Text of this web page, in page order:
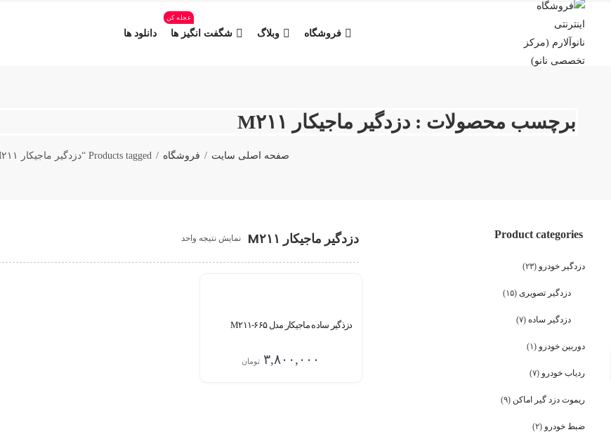
فروشگاه وبلاگ شگفت انگیز ها
عجله کن
دانلود ها
برچسب محصولات : دزدگیر ماجیکار M۲۱۱
صفحه اصلی سایت فروشگاه Products tagged “دزدگیر ماجیکار M۲۱۱”
دزدگیر ماجیکار M۲۱۱ نمایش نتیجه واحد
دزذگیر ساده ماجیکار مدل M۲۱۱-۶۶۵
۳,۸۰۰,۰۰۰ تومان
Product categories
دزدگیر خودرو (۲۳)
دزدگیر تصویری (۱۵)
دزدگیر ساده (۷)
دوربین خودرو (۱)
ردیاب خودرو (۷)
ریموت دزد گیر اماکن (۹)
ضبط خودرو (۲)